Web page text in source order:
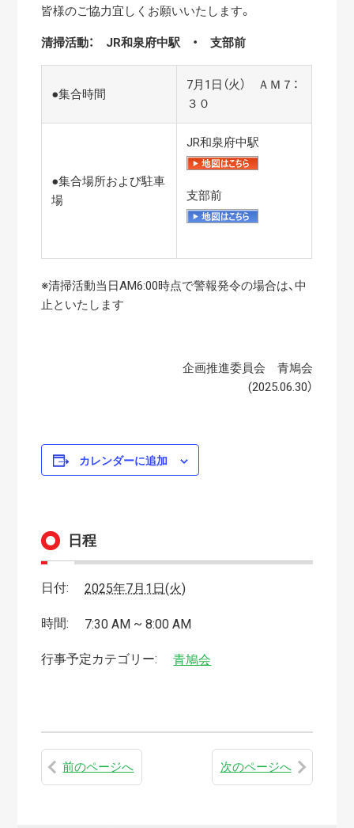
皆様のご協力宜しくお願いいたします。
清掃活動： JR和泉府中駅 ・ 支部前
●集合時間
7月1日（火） ＡＭ７：
３０
●集合場所および駐車
場
JR和泉府中駅
支部前
※清掃活動当日AM6:00時点で警報発令の場合は、中
止といたします
企画推進委員会 青鳩会
(2025.06.30）
カレンダーに追加
日程
日付: 2025年7月1日(火)
時間: 7:30 AM ~ 8:00 AM
行事予定カテゴリー: 青鳩会
前のページへ 次のページへ